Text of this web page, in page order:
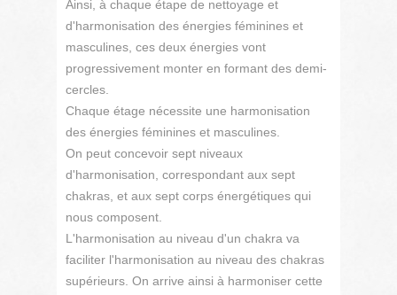
Ainsi, à chaque étape de nettoyage et
d'harmonisation des énergies féminines et
masculines, ces deux énergies vont
progressivement monter en formant des demi-
cercles.
Chaque étage nécessite une harmonisation
des énergies féminines et masculines.
On peut concevoir sept niveaux
d'harmonisation, correspondant aux sept
chakras, et aux sept corps énergétiques qui
nous composent.
L'harmonisation au niveau d'un chakra va
faciliter l'harmonisation au niveau des chakras
supérieurs. On arrive ainsi à harmoniser cette